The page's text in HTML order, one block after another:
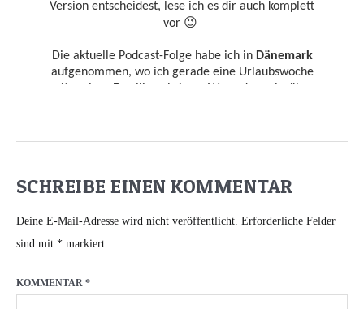
SCHREIBE EINEN KOMMENTAR
Deine E-Mail-Adresse wird nicht veröffentlicht. Erforderliche Felder
sind mit * markiert
KOMMENTAR *